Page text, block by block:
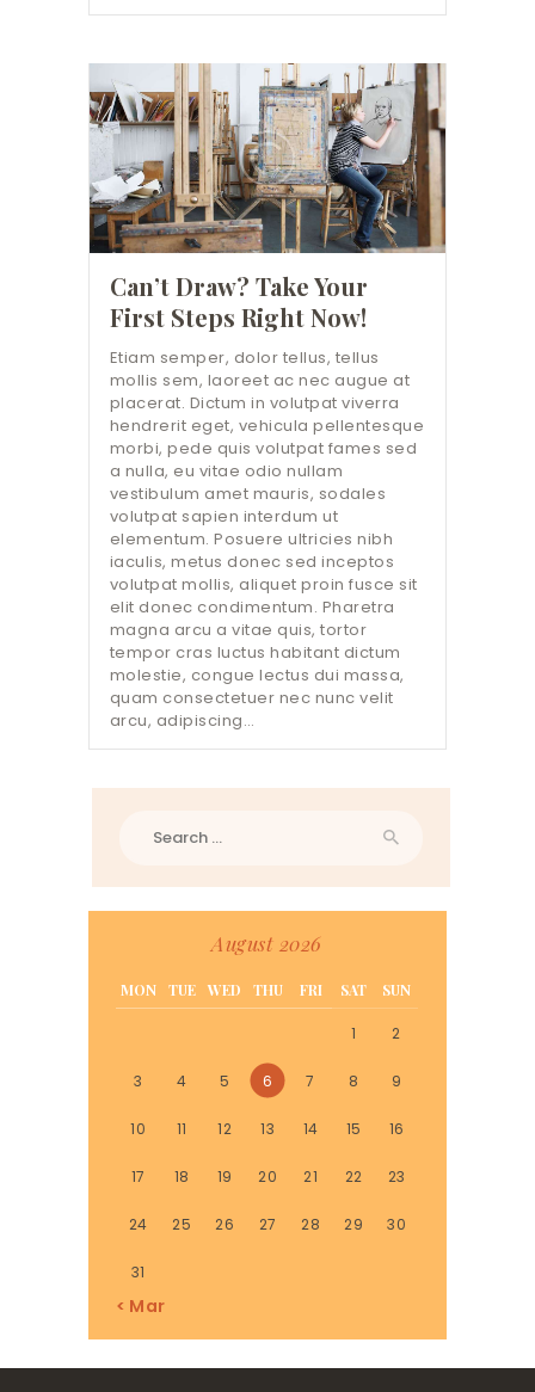
Can’t Draw? Take Your
First Steps Right Now!
Etiam semper, dolor tellus, tellus
mollis sem, laoreet ac nec augue at
placerat. Dictum in volutpat viverra
hendrerit eget, vehicula pellentesque
morbi, pede quis volutpat fames sed
a nulla, eu vitae odio nullam
vestibulum amet mauris, sodales
volutpat sapien interdum ut
elementum. Posuere ultricies nibh
iaculis, metus donec sed inceptos
volutpat mollis, aliquet proin fusce sit
elit donec condimentum. Pharetra
magna arcu a vitae quis, tortor
tempor cras luctus habitant dictum
molestie, congue lectus dui massa,
quam consectetuer nec nunc velit
arcu, adipiscing…
August 2026
MON TUE WED THU FRI SAT SUN
1 2
3 4 5 6 7 8 9
10 11 12 13 14 15 16
17 18 19 20 21 22 23
24 25 26 27 28 29 30
31
« Mar